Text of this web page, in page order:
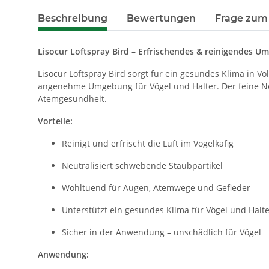
Beschreibung Bewertungen Frage
Lisocur Loftspray Bird – Erfrischendes & reinigendes
Lisocur Loftspray Bird sorgt für ein gesundes Klima in
angenehme Umgebung für Vögel und Halter. Der feine
Atemgesundheit.
Vorteile:
Reinigt und erfrischt die Luft im Vogelkäfig
Neutralisiert schwebende Staubpartikel
Wohltuend für Augen, Atemwege und Gefieder
Unterstützt ein gesundes Klima für Vögel und
Sicher in der Anwendung – unschädlich für Vögel
Anwendung: